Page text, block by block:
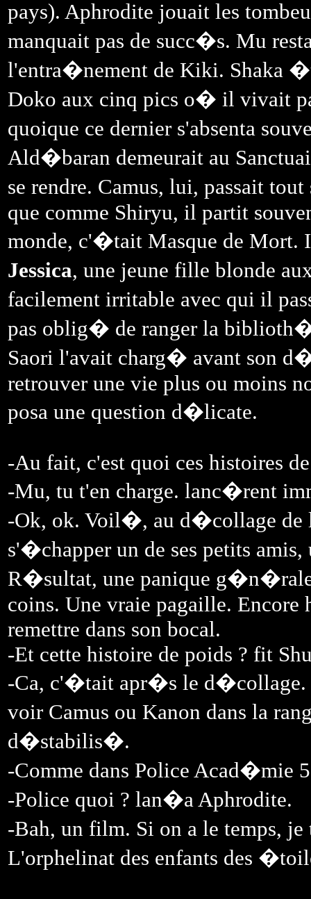
pays). Aphrodite jouait les
manquait pas de succ�s. Mu
l'entra�nement de Kiki. Shaka
Doko aux cinq pics o� il vivait
quoique ce dernier s'absenta
Ald�baran demeurait au
se rendre. Camus, lui, passait
que comme Shiryu, il partit
monde, c'�tait Masque de
Jessica, une jeune fille blonde
facilement irritable avec qui il
pas oblig� de ranger la
Saori l'avait charg� avant son
retrouver une vie plus ou moins
posa une question d�licate.
-Au fait, c'est quoi ces histoires
-Mu, tu t'en charge. lanc�rent
-Ok, ok. Voil�, au d�collage de
s'�chapper un de ses petits
R�sultat, une panique g�n�rale
coins. Une vraie pagaille. Encore
remettre dans son bocal.
-Et cette histoire de poids ? fit
-Ca, c'�tait apr�s le d�collage.
voir Camus ou Kanon dans la
d�stabilis�.
-Comme dans Police Acad�mie
-Police quoi ? lan�a Aphrodite.
-Bah, un film. Si on a le temps,
L'orphelinat des enfants des